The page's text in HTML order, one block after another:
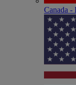
Canada -